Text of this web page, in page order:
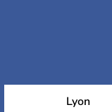
Lyon